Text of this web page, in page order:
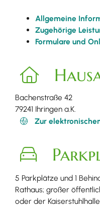
Allgemeine
Zugehörige
Formulare und
Bachenstraße 42
79241 Ihringen a.K.
Zur
5 Parkplätze und 1
Rathaus; großer
oder der